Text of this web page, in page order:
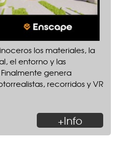
los materiales, la
el entorno y las
genera
recorridos y VR
+Info